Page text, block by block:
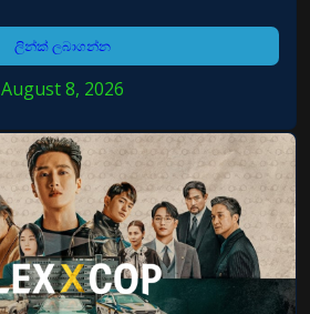
ලින්ක් ලබාගන්න
August 8, 2026